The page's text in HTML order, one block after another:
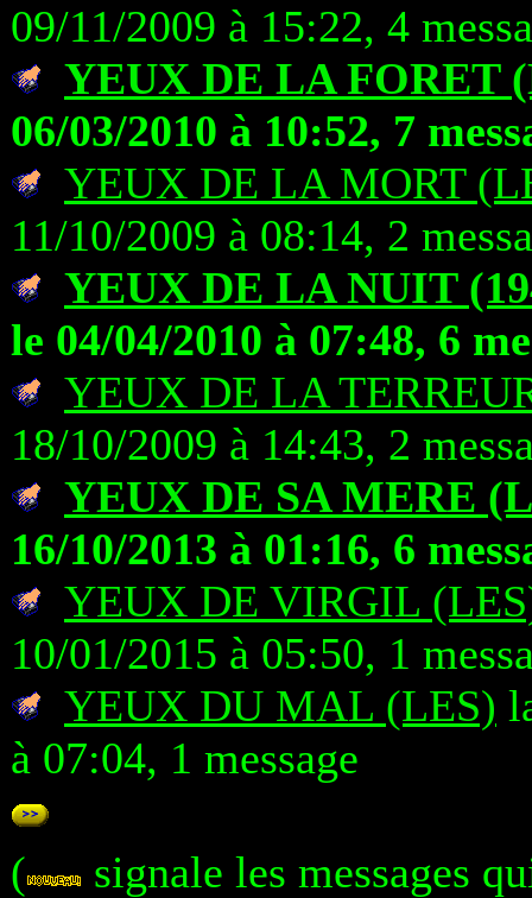
09/11/2009 à 15:22, 4
YEUX DE LA FORET
06/03/2010 à 10:52, 7
YEUX DE LA MORT
11/10/2009 à 08:14, 2
YEUX DE LA NUIT
le 04/04/2010 à 07:48, 6
YEUX DE LA
18/10/2009 à 14:43, 2
YEUX DE SA MERE
16/10/2013 à 01:16, 6
YEUX DE VIRGIL
10/01/2015 à 05:50, 1
YEUX DU MAL (LES)
à 07:04, 1 message
(
signale les messages